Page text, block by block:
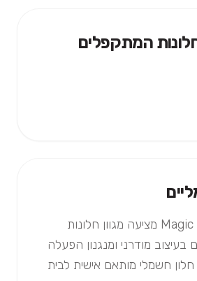
המתקפלים
חברת Magic Window מציעה מגוון חלונות
בעיצוב מודרני ומנגנון הפעלה
חשמלי מותאם אישית לבית